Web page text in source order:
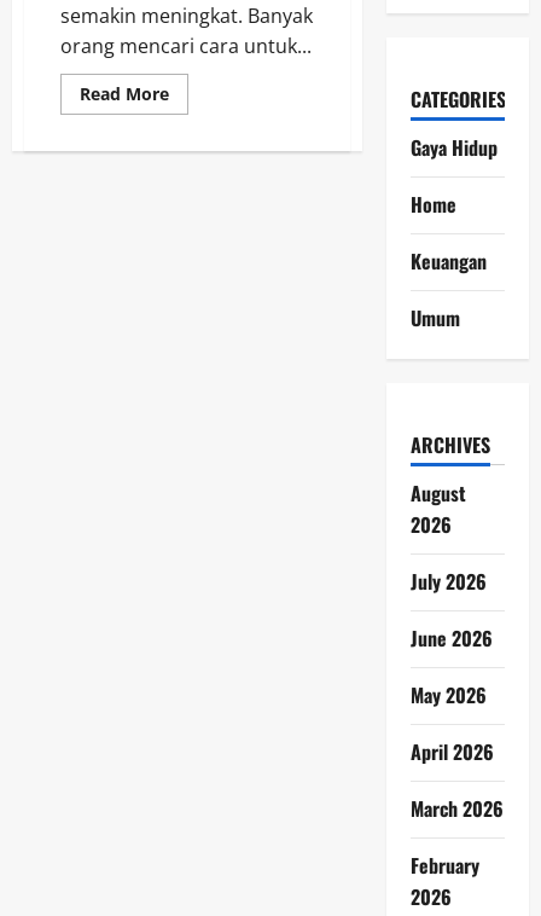
semakin meningkat. Banyak
orang mencari cara untuk...
Read MoreRead
more
Tonton
CATEGORIES
Gaya Hidup
Home
Keuangan
Umum
ARCHIVES
August
2026
July 2026
June 2026
May 2026
April 2026
March 2026
February
2026